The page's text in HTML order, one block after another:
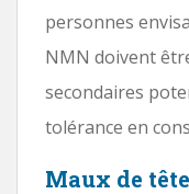
personnes
NMN doivent
secondaires
tolérance en
Maux de